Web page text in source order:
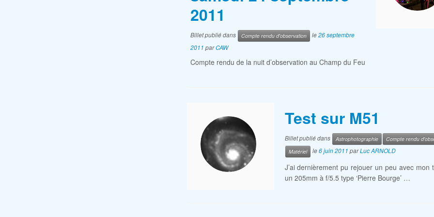
2011
Billet publié dans Compte rendu d'observation le26 septembre
2011 parCAW
Compte rendu de la nuit d’observation au Champ du Feu
Test sur M51
Billet publié dans Astrophotographie
Compte rendu
Matériel
le6 juin 2011 parLuc ARNOLD
J’ai dernièrement pu rejouer un peu avec mon
un 205mm à f/5.5 type ‘Pierre Bourge’ …